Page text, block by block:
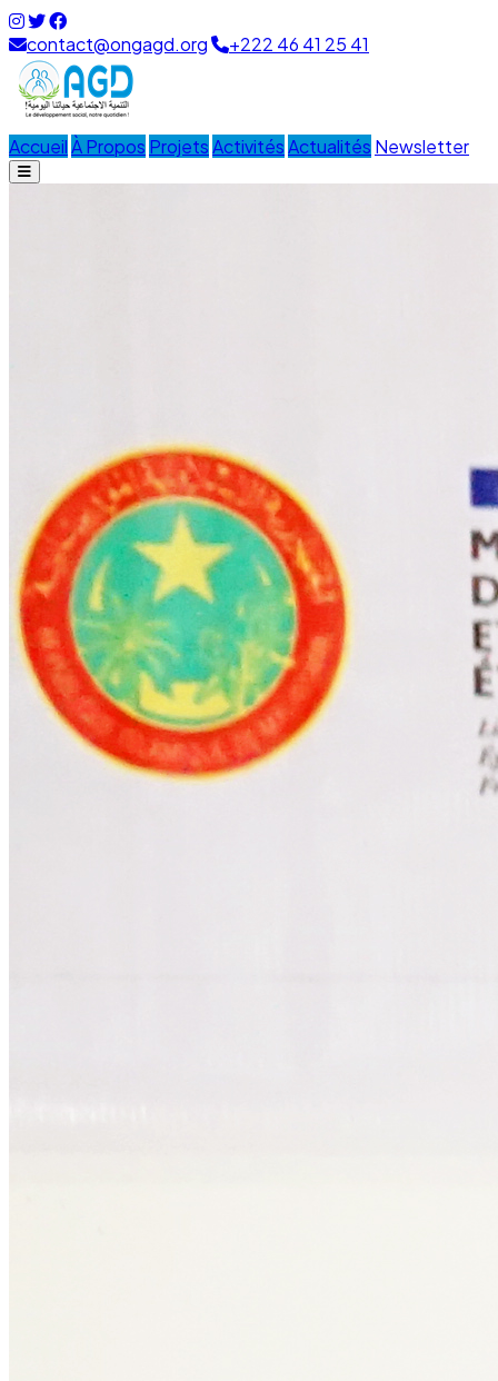
contact@ongagd.org +222 46 41 25 41
AccueilÀ Propos ProjetsActivitésActualités Newsletter